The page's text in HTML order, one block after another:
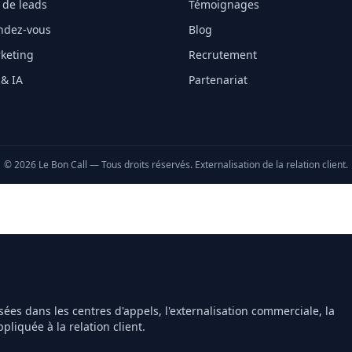
leads
vous
IA
Témoignages
Blog
Recrutement
Partenariat
©2026 Le Bon Call — Tous droits réservés. Externalisation de la relation client.
dans les centres d'appels, l'externalisation commerciale, la
à la relation client.